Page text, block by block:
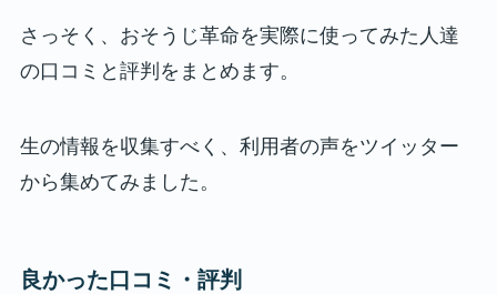
さっそく、おそうじ革命を実際に使ってみた人達
の口コミと評判をまとめます。
生の情報を収集すべく、利用者の声をツイッター
から集めてみました。
良かった口コミ・評判